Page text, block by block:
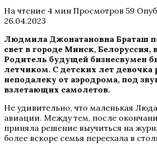
На чтение 4 мин Просмотров 59
26.04.2023
Людмила Джонатановна Браташ
свет в городе Минск, Белоруссия,
Родитель будущей бизнесвумен
летчиком. С детских лет девочка
неподалеку от аэродрома, под
взлетающих самолетов.
Не удивительно, что маленькая
авиации. Между тем, после
приняла решение выучиться на
более вскоре семья переехала в